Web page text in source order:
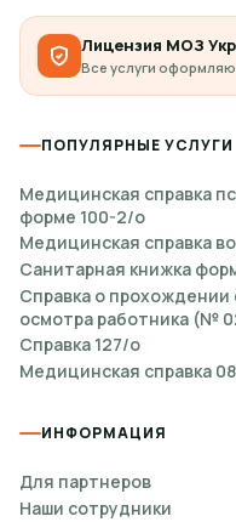
Лицензия МОЗ
Все услуги
ПОПУЛЯРНЫЕ УСЛУГИ
Медицинская справка
форме 100-2/о
Медицинская справка
Санитарная книжка
Справка о
осмотра работника (№
Справка 127/о
Медицинская справка
ИНФОРМАЦИЯ
Для партнеров
Наши сотрудники